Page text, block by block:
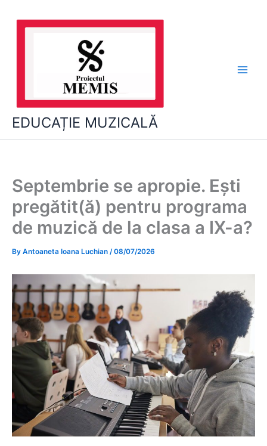
EDUCAȚIE MUZICALĂ
Septembrie se apropie. Ești
pregătit(ă) pentru programa
de muzică de la clasa a IX-a?
By Antoaneta Ioana Luchian /08/07/2026